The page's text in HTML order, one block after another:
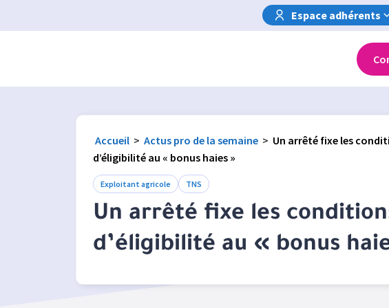
Espace adhérents
Accueil > Actus pro de la semaine > Un arrêté fixe les
d’éligibilité au « bonus haies »
Exploitant agricole TNS
Un arrêté fixe les
d’éligibilité au « bonus